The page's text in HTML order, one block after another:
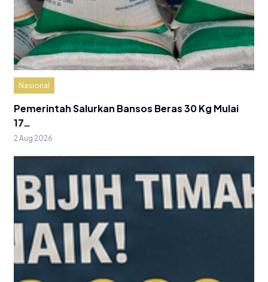
Nasional
Pemerintah Salurkan Bansos Beras 30 Kg Mulai
17…
2 Aug 2026